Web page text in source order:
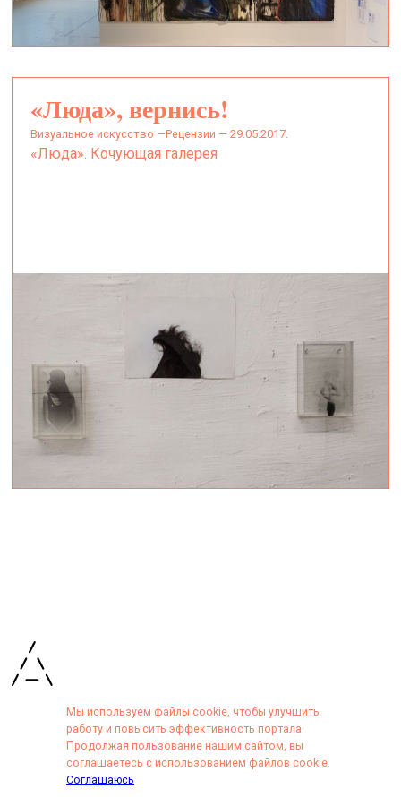
«Люда», вернись!
визуальное искусство —Рецензии — 29.05.2017.
«Люда». Кочующая галерея